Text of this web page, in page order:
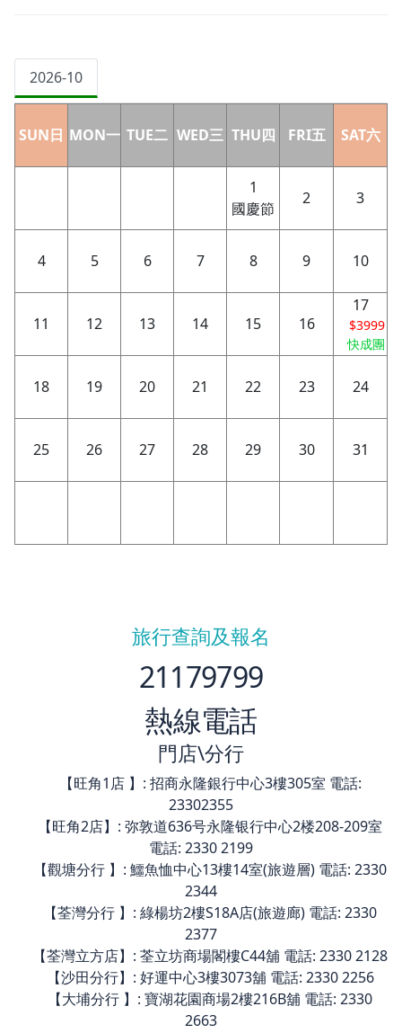
2026-10
SUN日 MON一 TUE二 WED三 THU四 FRI五 SAT六
1
國慶節
2 3
4 5 6 7 8 9 10
11 12 13 14 15 16
17
$3999
快成團
18 19 20 21 22 23 24
25 26 27 28 29 30 31
旅行查詢及報名
21179799
熱線電話
門店\分行
【旺角1店 】: 招商永隆銀行中心3樓305室 電話:
23302355
【旺角2店】: 弥敦道636号永隆银行中心2楼208-209室
電話: 2330 2199
【觀塘分行 】: 鱷魚恤中心13樓14室(旅遊層) 電話: 2330
2344
【荃灣分行 】: 綠楊坊2樓S18A店(旅遊廊) 電話: 2330
2377
【荃灣立方店】: 荃立坊商場閣樓C44舖 電話: 2330 2128
【沙田分行】: 好運中心3樓3073舖 電話: 2330 2256
【大埔分行 】: 寶湖花園商場2樓216B舖 電話: 2330
2663